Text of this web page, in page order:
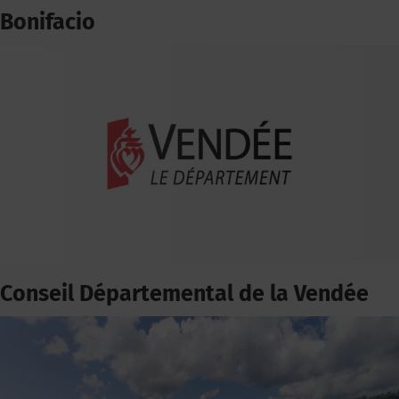
Bonifacio
Conseil Départemental de la Vendée